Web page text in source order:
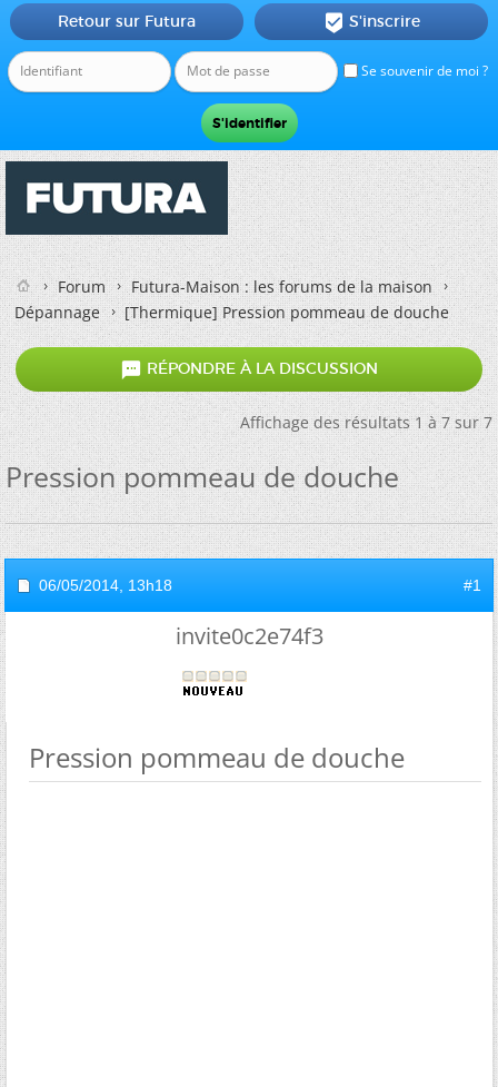
Se souvenir de moi ?
Retour sur Futura  S'inscrire
Forum
Futura-Maison : les forums de la maison
Dépannage
[Thermique]Pression pommeau de douche
 RÉPONDRE À LA DISCUSSION
Affichage des résultats 1 à 7 sur 7
Pression pommeau de douche
06/05/2014, 13h18 #1
invite0c2e74f3
Pression pommeau de douche